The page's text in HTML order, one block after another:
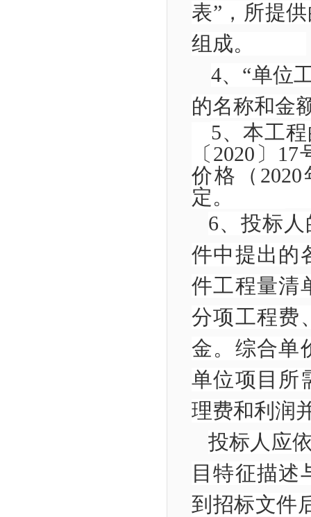
表”，所提
组成。
4、“单位
的名称
5、本工
〔 2020 〕 17
价格（ 2020
定。
6、投标
件中提出的
件工程量清
分项工程费
金。综合单
单位项目所
理费和利
投标人应
目特征描述
到招标文件